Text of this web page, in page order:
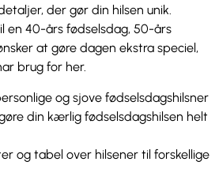
der gør din hilsen unik.
en 40-års fødselsdag, 50-års
at gøre dagen ekstra speciel,
brug for her.
og sjove fødselsdagshilsner
din kærlig fødselsdagshilsen helt
og tabel over hilsener til forskellige